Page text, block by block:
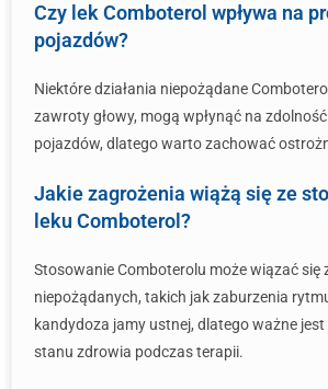
Czy lek Comboterol wpływa na
pojazdów?
Niektóre działania niepożądane
zawroty głowy, mogą wpłynąć na
pojazdów, dlatego warto zachować
Jakie zagrożenia wiążą się ze
leku Comboterol?
Stosowanie Comboterolu może wiązać się
niepożądanych, takich jak zaburzenia
kandydoza jamy ustnej, dlatego ważne
stanu zdrowia podczas terapii.